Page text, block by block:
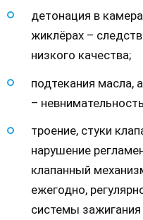
детонация в
жиклёрах –
низкого качества;
подтекания масла,
–
троение, стуки
нарушение
клапанный
ежегодно,
системы